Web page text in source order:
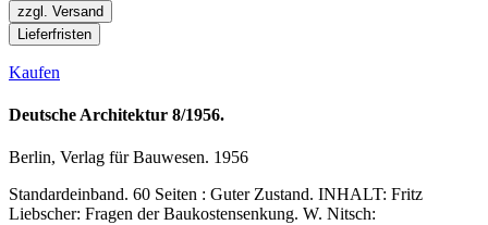
zzgl. Versand
Lieferfristen
Kaufen
Deutsche Architektur 8/1956.
Berlin, Verlag für Bauwesen. 1956
Standardeinband. 60 Seiten : Guter Zustand. INHALT: Fritz
Liebscher: Fragen der Baukostensenkung. W. Nitsch: